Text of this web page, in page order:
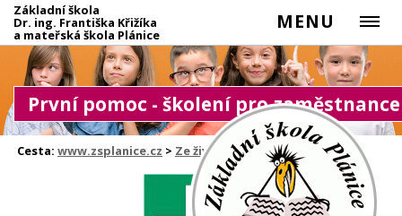
MENU
Základní škola
Dr. ing. Františka Křižíka
a mateřská škola Plánice
První pomoc - školení pro zaměstnance
Cesta: www.zsplanice.cz > Ze života školy